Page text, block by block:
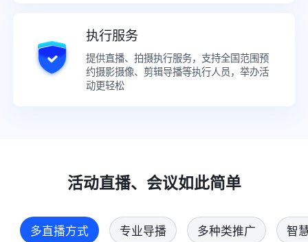
执行服务
提供直播、拍摄执行服务，支持全国范围预
约摄影摄像、剪辑导播等执行人员，举办活
动更轻松
活动直播、会议如此简单
多直播方式 专业导播 多种类推广 智